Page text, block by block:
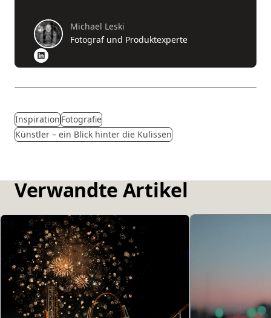
Michael Leski
Fotograf und Produktexperte
InspirationFotografie
Künstler – ein Blick hinter die Kulissen
Verwandte Artikel